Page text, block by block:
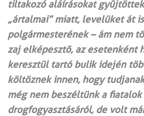
tiltakozó aláírásokat
„ártalmai” miatt, levelüket át
polgármesterének – ám nem
zaj elképesztõ, az esetenként
keresztül tartó bulik idején
költöznek innen, hogy
még nem beszéltünk a
drogfogyasztásáról, de volt